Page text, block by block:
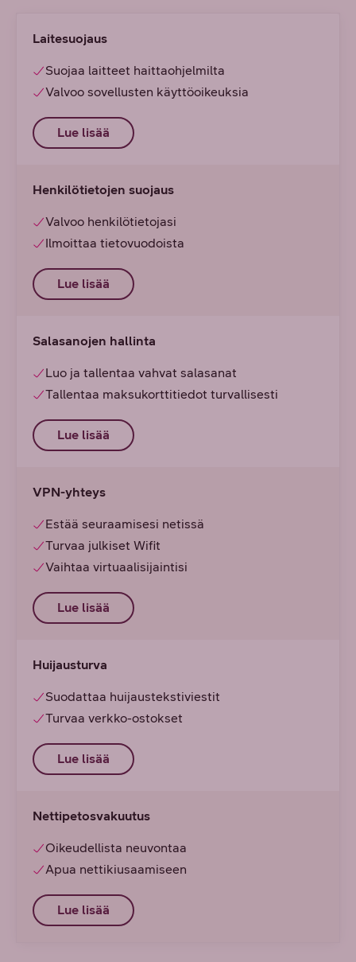
Laitesuojaus
Suojaa laitteet haittaohjelmilta
Valvoo sovellusten käyttöoikeuksia
Lue lisää
Henkilötietojen suojaus
Valvoo henkilötietojasi
Ilmoittaa tietovuodoista
Lue lisää
Salasanojen hallinta
Luo ja tallentaa vahvat salasanat
Tallentaa maksukorttitiedot turvallisesti
Lue lisää
VPN-yhteys
Estää seuraamisesi netissä
Turvaa julkiset Wifit
Vaihtaa virtuaalisijaintisi
Lue lisää
Huijausturva
Suodattaa huijaustekstiviestit
Turvaa verkko-ostokset
Lue lisää
Nettipetosvakuutus
Oikeudellista neuvontaa
Apua nettikiusaamiseen
Lue lisää